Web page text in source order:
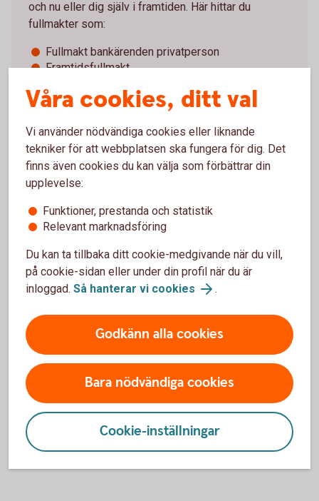
och nu eller dig själv i framtiden. Här hittar du
fullmakter som:
Fullmakt bankärenden privatperson
Framtidsfullmakt
Fullmakter dödsbo
Fullmakter – mallar och blanketter
Händelser i livet när du kan
behöva juridisk hjälp
När någon går bort
När en närstående gått bort är det mycket att ta tag i.
Mitt i sorgen ska du som närstående och
dödsbodelägare ta tag i allt det praktiska med den
avlidnas ekonomi. Vi hjälper dig.
Så gör du när en anhörig går bort
Våra cookies, ditt val
Vi använder nödvändiga cookies eller liknande
tekniker för att webbplatsen ska fungera för dig. Det
finns även cookies du kan välja som förbättrar din
upplevelse:
Funktioner, prestanda och statistik
Relevant marknadsföring
Du kan ta tillbaka ditt cookie-medgivande när du vill,
på cookie-sidan eller under din profil när du är
inloggad. Så hanterar vi cookies .
Godkänn alla cookies
Bara nödvändiga cookies
Cookie-inställningar